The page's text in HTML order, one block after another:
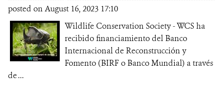
posted on August 16, 2023 17:10
Wildlife Conservation Society - WCS ha
recibido financiamiento del Banco
Internacional de Reconstrucción y
Fomento (BIRF o Banco Mundial) a través
de ...